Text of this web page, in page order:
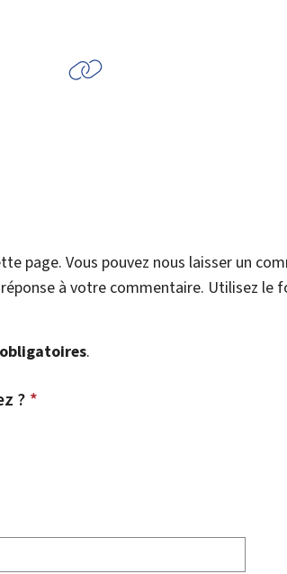
page. Vous pouvez nous laisser un
à votre commentaire. Utilisez
obligatoires.
? *